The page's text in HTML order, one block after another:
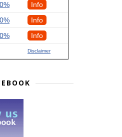
Info
Info
Info
Disclaimer